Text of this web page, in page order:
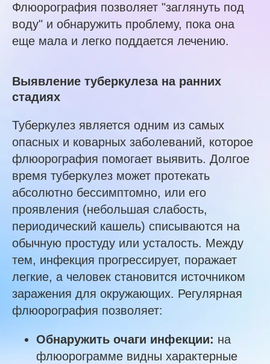
Флюорография позволяет "заглянуть под
воду" и обнаружить проблему, пока она
еще мала и легко поддается лечению.
Выявление туберкулеза на ранних
стадиях
Туберкулез является одним из самых
опасных и коварных заболеваний, которое
флюорография помогает выявить. Долгое
время туберкулез может протекать
абсолютно бессимптомно, или его
проявления (небольшая слабость,
периодический кашель) списываются на
обычную простуду или усталость. Между
тем, инфекция прогрессирует, поражает
легкие, а человек становится источником
заражения для окружающих. Регулярная
флюорография позволяет:
Обнаружить очаги инфекции: на
флюорограмме видны характерные